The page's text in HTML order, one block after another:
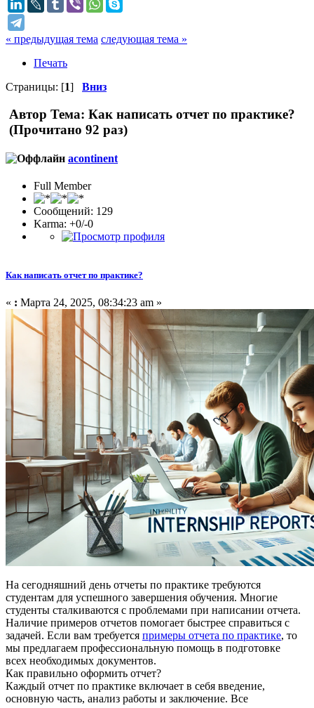
« предыдущая тема следующая тема »
Печать
Страницы: [1] Вниз
Автор Тема: Как написать отчет по практике?
(Прочитано 92 раз)
acontinent
Full Member
Сообщений: 129
Karma: +0/-0
Как написать отчет по практике?
« : Марта 24, 2025, 08:34:23 am »
На сегодняшний день отчеты по практике требуются
студентам для успешного завершения обучения. Многие
студенты сталкиваются с проблемами при написании отчета.
Наличие примеров отчетов помогает быстрее справиться с
задачей. Если вам требуется примеры отчета по практике, то
мы предлагаем профессиональную помощь в подготовке
всех необходимых документов.
Как правильно оформить отчет?
Каждый отчет по практике включает в себя введение,
основную часть, анализ работы и заключение. Все